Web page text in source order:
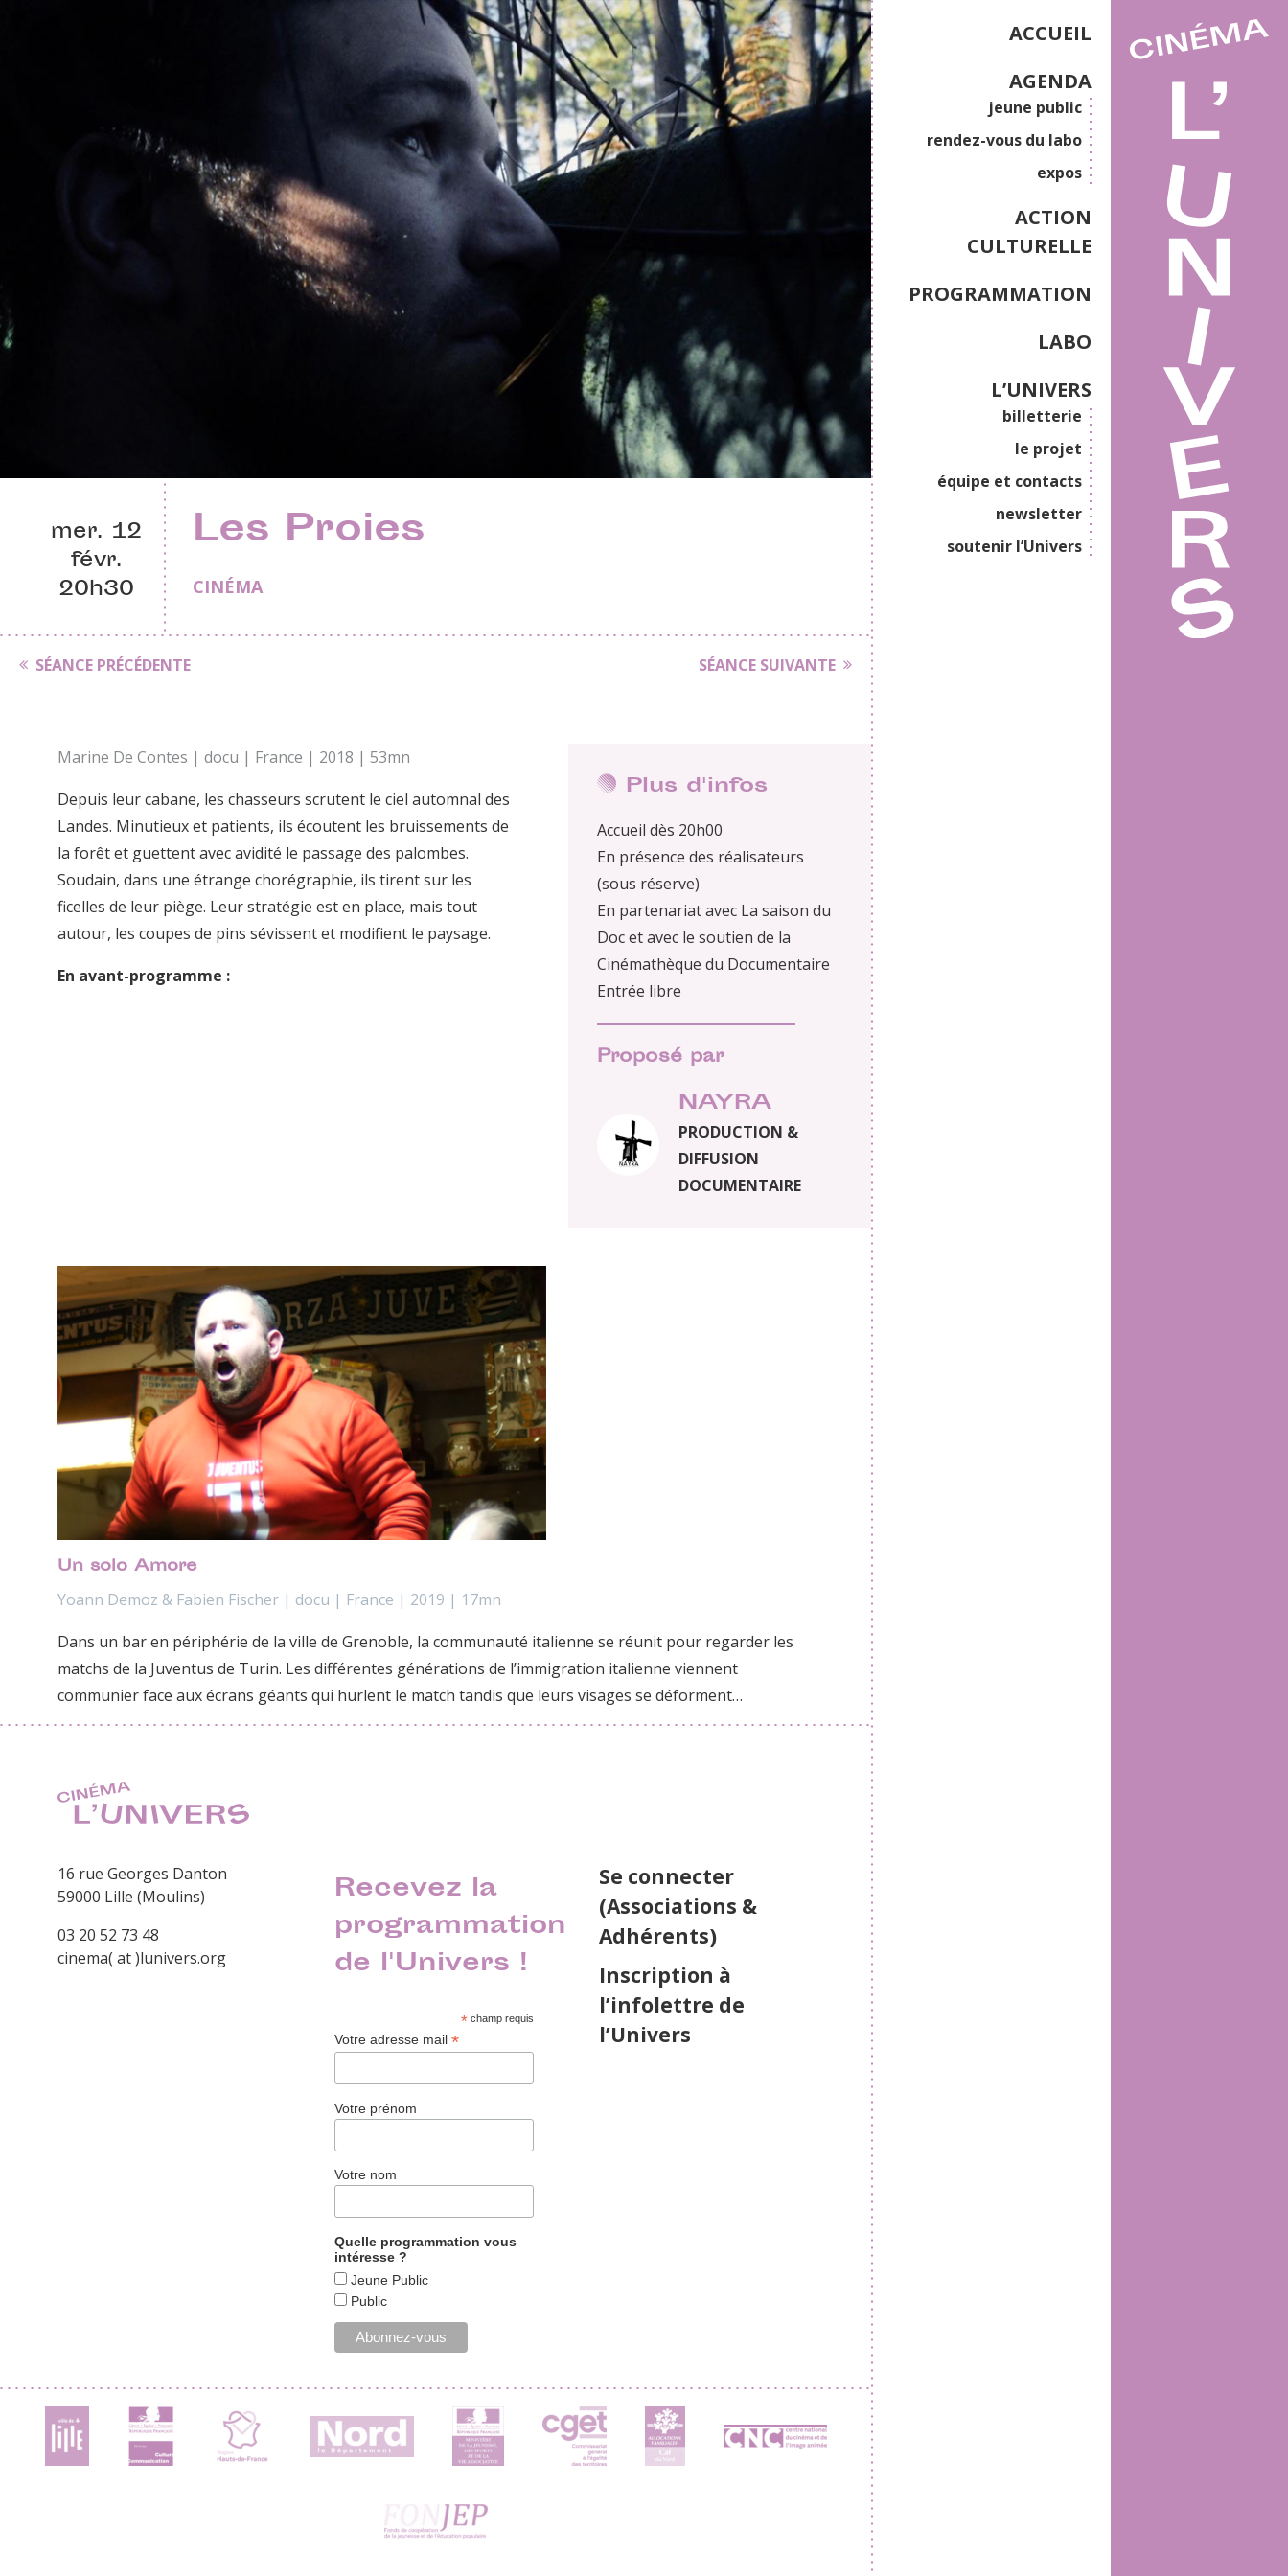
ACCUEIL
AGENDA
jeune public
rendez-vous du labo
expos
ACTION
CULTURELLE
PROGRAMMATION
LABO
L’UNIVERS
billetterie
le projet
équipe et contacts
newsletter
soutenir l’Univers
mer. 12
févr.
20h30
Les Proies
CINÉMA
SÉANCE PRÉCÉDENTE SÉANCE SUIVANTE
Plus d'infos
Accueil dès 20h00
En présence des réalisateurs
(sous réserve)
En partenariat avec La saison du
Doc et avec le soutien de la
Cinémathèque du Documentaire
Entrée libre
Proposé par
NAYRA
PRODUCTION &
DIFFUSION
DOCUMENTAIRE
Marine De Contes | docu | France | 2018 | 53mn
Depuis leur cabane, les chasseurs scrutent le ciel automnal des
Landes. Minutieux et patients, ils écoutent les bruissements de
la forêt et guettent avec avidité le passage des palombes.
Soudain, dans une étrange chorégraphie, ils tirent sur les
ficelles de leur piège. Leur stratégie est en place, mais tout
autour, les coupes de pins sévissent et modifient le paysage.
En avant-programme :
Un solo Amore
Yoann Demoz & Fabien Fischer | docu | France | 2019 | 17mn
Dans un bar en périphérie de la ville de Grenoble, la communauté italienne se réunit pour regarder les
matchs de la Juventus de Turin. Les différentes générations de l’immigration italienne viennent
communier face aux écrans géants qui hurlent le match tandis que leurs visages se déforment…
16 rue Georges Danton
59000 Lille (Moulins)
03 20 52 73 48
cinema( at )lunivers.org
Recevez la
programmation
de l'Univers !
*champ requis
Votre adresse mail*
Votre prénom
Votre nom
Quelle programmation vous
intéresse ?
Jeune Public
Public
Se connecter
(Associations &
Adhérents)
Inscription à
l’infolettre de
l’Univers